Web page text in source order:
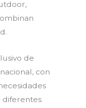
de
con
diferentes